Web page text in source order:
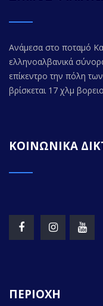
Ανάμεσα στο ποταμό
ελληνοαλβανικά
επίκεντρο την πόλη
βρίσκεται 17 χλμ
ΚΟΙΝΩΝΙΚΑ
ΠΕΡΙΟΧΗ